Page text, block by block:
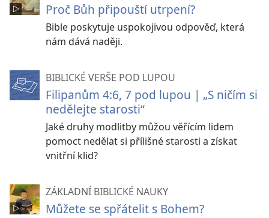
Proč Bůh připouští utrpení?
Bible poskytuje uspokojivou odpověď, která
nám dává naději.
BIBLICKÉ VERŠE POD LUPOU
Filipanům 4:6, 7 pod lupou | „S ničím si
nedělejte starosti“
Jaké druhy modlitby můžou věřícím lidem
pomoct nedělat si přílišné starosti a získat
vnitřní klid?
ZÁKLADNÍ BIBLICKÉ NAUKY
Můžete se spřátelit s Bohem?